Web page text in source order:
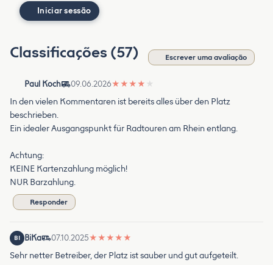
Iniciar sessão
Classificações (57) Escrever uma avaliação
Paul Koch 09.06.2026★ ★ ★ ★ ★
In den vielen Kommentaren ist bereits alles über den Platz
beschrieben.
Ein idealer Ausgangspunkt für Radtouren am Rhein entlang.
Achtung:
KEINE Kartenzahlung möglich!
NUR Barzahlung.
Responder
BI BiKa 07.10.2025★ ★ ★ ★ ★
Sehr netter Betreiber, der Platz ist sauber und gut aufgeteilt.